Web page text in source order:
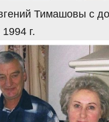
Тимашовы с
г.